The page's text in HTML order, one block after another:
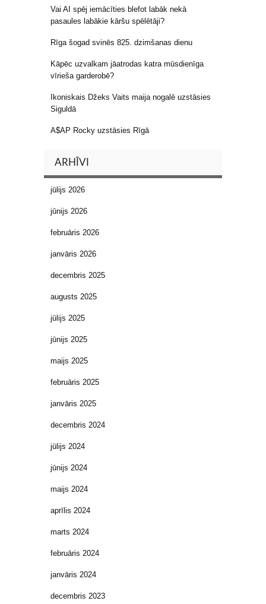
Vai AI spēj iemācīties blefot labāk nekā
pasaules labākie kāršu spēlētāji?
Rīga šogad svinēs 825. dzimšanas dienu
Kāpēc uzvalkam jāatrodas katra mūsdienīga
vīrieša garderobē?
Ikoniskais Džeks Vaits maija nogalē uzstāsies
Siguldā
A$AP Rocky uzstāsies Rīgā
ARHĪVI
jūlijs 2026
jūnijs 2026
februāris 2026
janvāris 2026
decembris 2025
augusts 2025
jūlijs 2025
jūnijs 2025
maijs 2025
februāris 2025
janvāris 2025
decembris 2024
jūlijs 2024
jūnijs 2024
maijs 2024
aprīlis 2024
marts 2024
februāris 2024
janvāris 2024
decembris 2023